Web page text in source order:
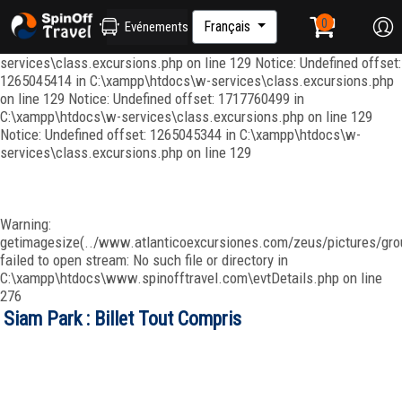
Notice: Undefined index: ordenar in C:\xampp\htdocs\w-
services\repositories\GroupRepository.php on line 415 Notice:
Undefined offset: 1265045344 in C:\xampp\htdocs\w-
services\class.excursions.php on line 129 Notice: Undefined offset:
1265045414 in C:\xampp\htdocs\w-services\class.excursions.php
on line 129 Notice: Undefined offset: 1717760499 in
C:\xampp\htdocs\w-services\class.excursions.php on line 129
Notice: Undefined offset: 1265045344 in C:\xampp\htdocs\w-
services\class.excursions.php on line 129
Evénements Français
Warning:
getimagesize(../www.atlanticoexcursiones.com/zeus/pictures/
failed to open stream: No such file or directory in
C:\xampp\htdocs\www.spinofftravel.com\evtDetails.php on line
276
Siam Park : Billet Tout Compris